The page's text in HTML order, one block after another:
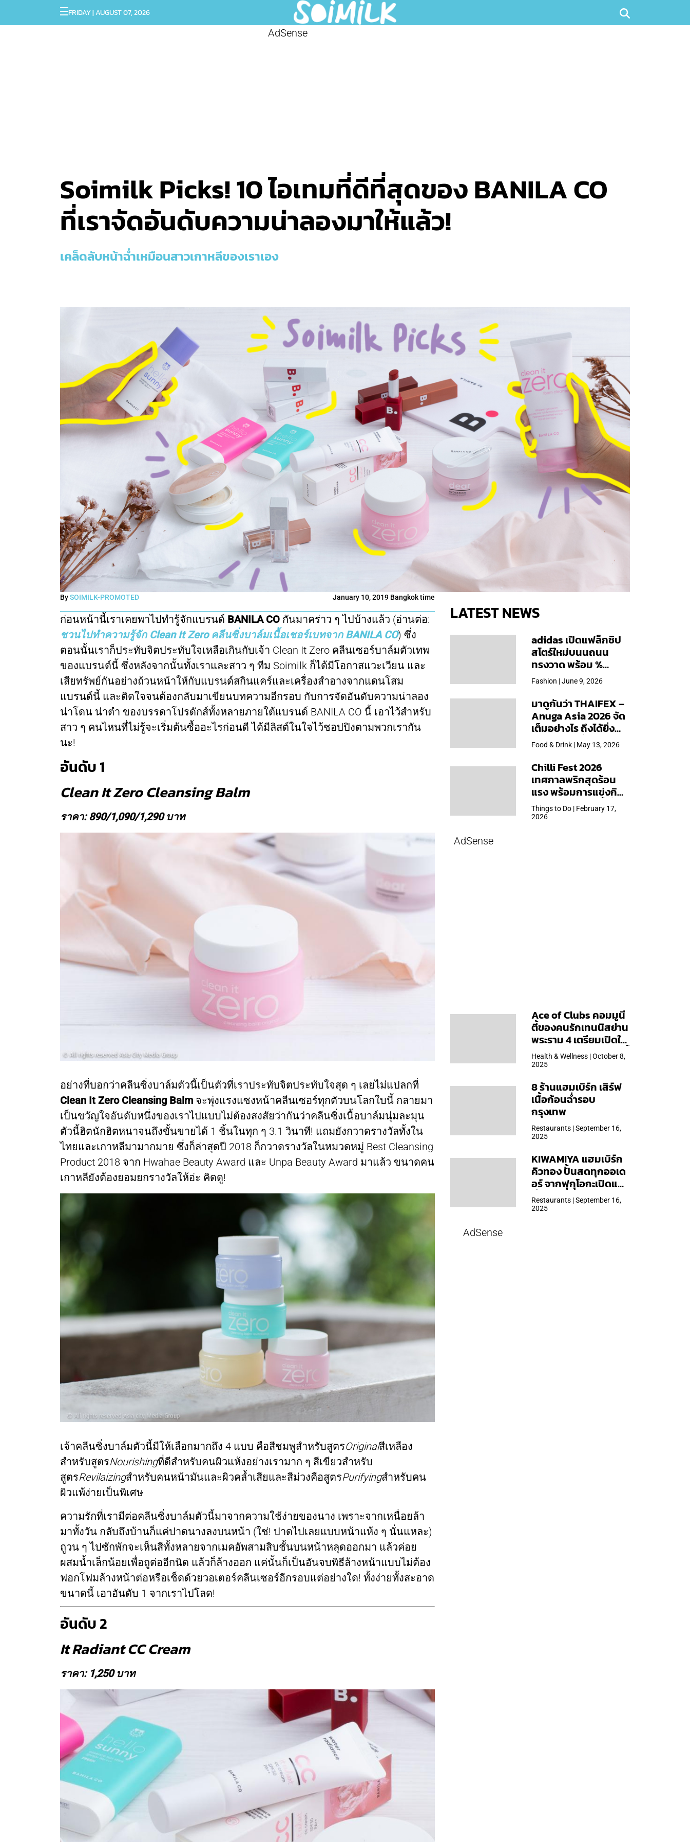
FRIDAY | AUGUST 07, 2026
AdSense
Soimilk Picks! 10 ไอเทมที่ดีที่สุดของ BANILA CO
ที่เราจัดอันดับความน่าลองมาให้แล้ว!
เคล็ดลับหน้าฉ่ำเหมือนสาวเกาหลีของเราเอง
BySOIMILK-PROMOTED January 10, 2019 Bangkok time
ก่อนหน้านี้เราเคยพาไปทำรู้จักแบรนด์ BANILA CO กันมาคร่าว ๆ ไปบ้างแล้ว (อ่านต่อ:
ชวนไปทำความรู้จัก Clean It Zero คลีนซิ่งบาล์มเนื้อเชอร์เบทจาก BANILA CO) ซึ่ง
ตอนนั้นเราก็ประทับจิตประทับใจเหลือเกินกับเจ้า Clean It Zero คลีนเซอร์บาล์มตัวเทพ
ของแบรนด์นี้ ซึ่งหลังจากนั้นทั้งเราและสาว ๆ ทีม Soimilk ก็ได้มีโอกาสแวะเวียน และ
เสียทรัพย์กันอย่างถ้วนหน้าให้กับแบรนด์สกินแคร์และเครื่องสำอางจากแดนโสม
แบรนด์นี้ และติดใจจนต้องกลับมาเขียนบทความอีกรอบ กับการจัดอันดับความน่าลอง
น่าโดน น่าตำ ของบรรดาโปรดักส์ทั้งหลายภายใต้แบรนด์ BANILA CO นี้ เอาไว้สำหรับ
สาว ๆ คนไหนที่ไม่รู้จะเริ่มต้นซื้ออะไรก่อนดี ได้มีลิสต์ในใจไว้ชอปปิงตามพวกเรากัน
นะ!
อันดับ 1
Clean It Zero Cleansing Balm
ราคา: 890/1,090/1,290 บาท
อย่างที่บอกว่าคลีนซิ่งบาล์มตัวนี้เป็นตัวที่เราประทับจิตประทับใจสุด ๆ เลยไม่แปลกที่
Clean It Zero Cleansing Balm จะพุ่งแรงแซงหน้าคลีนเซอร์ทุกตัวบนโลกใบนี้ กลายมา
เป็นขวัญใจอันดับหนึ่งของเราไปแบบไม่ต้องสงสัยว่ากันว่าคลีนซิ่งเนื้อบาล์มนุ่มละมุน
ตัวนี้ฮิตนักฮิตหนาจนถึงขั้นขายได้ 1 ชิ้นในทุก ๆ 3.1 วินาที! แถมยังกวาดรางวัลทั้งใน
ไทยและเกาหลีมามากมาย ซึ่งก็ล่าสุดปี 2018 ก็กวาดรางวัลในหมวดหมู่ Best Cleansing
Product 2018 จาก Hwahae Beauty Award และ Unpa Beauty Award มาแล้ว ขนาดคน
เกาหลียังต้องยอมยกรางวัลให้อ่ะ คิดดู!
เจ้าคลีนซิ่งบาล์มตัวนี้มีให้เลือกมากถึง 4 แบบ คือสีชมพูสำหรับสูตรOriginalสีเหลือง
สำหรับสูตรNourishingที่ดีสำหรับคนผิวแห้งอย่างเรามาก ๆ สีเขียวสำหรับ
สูตรRevilaizingสำหรับคนหน้ามันและผิวคล้ำเสียและสีม่วงคือสูตรPurifyingสำหรับคน
ผิวแพ้ง่ายเป็นพิเศษ
ความรักที่เรามีต่อคลีนซิ่งบาล์มตัวนี้มาจากความใช้ง่ายของนาง เพราะจากเหนื่อยล้า
มาทั้งวัน กลับถึงบ้านก็แค่ปาดนางลงบนหน้า (ใช่! ปาดไปเลยแบบหน้าแห้ง ๆ นั่นแหละ)
ถูวน ๆ ไปซักพักจะเห็นสีทั้งหลายจากเมคอัพสามสิบชั้นบนหน้าหลุดออกมา แล้วค่อย
ผสมน้ำเล็กน้อยเพื่อถูต่ออีกนิด แล้วก็ล้างออก แค่นั้นก็เป็นอันจบพิธีล้างหน้าแบบไม่ต้อง
ฟอกโฟมล้างหน้าต่อหรือเช็ดด้วยวอเตอร์คลีนเซอร์อีกรอบแต่อย่างใด! ทั้งง่ายทั้งสะอาด
ขนาดนี้ เอาอันดับ 1 จากเราไปโลด!
อันดับ 2
It Radiant CC Cream
ราคา: 1,250 บาท
LATEST NEWS
adidas เปิดแฟล็กชิป
สโตร์ใหม่บนนถนน
ทรงวาด พร้อม %
Arabica และคอลเลก
ชันพิเศษเฉพาะสาขา
Fashion | June 9, 2026
มาดูกันว่า THAIFEX –
Anuga Asia 2026 จัด
เต็มอย่างไร ถึงได้ยิ่ง
ใหญ่สุดเท่าที่เคยจัดมา
Food & Drink | May 13, 2026
Chilli Fest 2026
เทศกาลพริกสุดร้อน
แรง พร้อมการแข่งกิน
พริก จัด 28 มี.ค.นี้ ที่โรง
แรมคิมป์ตัน มาลัยฯ
Things to Do | February 17,
2026
AdSense
Ace of Clubs คอมมูนี
ตี้ของคนรักเทนนิสย่าน
พระราม 4 เตรียมเปิดให้
บริการวันแรก 19 ต.ค. นี้
Health & Wellness | October 8,
2025
8 ร้านแฮมเบิร์ก เสิร์ฟ
เนื้อก้อนฉ่ำรอบ
กรุงเทพ
Restaurants | September 16,
2025
KIWAMIYA แฮมเบิร์ก
คิวทอง ปั้นสดทุกออเด
อร์ จากฟุกุโอกะเปิดแล้ว
ที่ Central Park
Restaurants | September 16,
2025
AdSense